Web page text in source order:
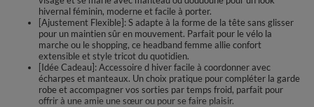
hivernal féminin, moderne et facile à porter.
[Ajustement Flexible]: S adapte à la forme de la tête sans glisser
pour un maintien sûr en mouvement. Parfait pour le vélo la
marche ou le shopping, ce headband femme allie confort
extensible et style tricot du quotidien.
[Idée Cadeau]: Accessoire d hiver facile à coordonner avec
écharpes et manteaux. Un choix pratique pour compléter la garde
robe et accompagner vos sorties par temps froid, parfait pour
offrir à une amie une sœur ou pour se faire plaisir.